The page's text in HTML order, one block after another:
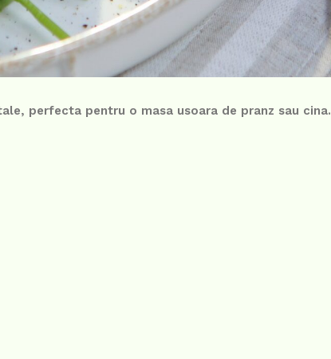
perfecta pentru o masa usoara de pranz sau cina.